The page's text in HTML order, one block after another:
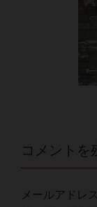
コメントを
メールアドレ